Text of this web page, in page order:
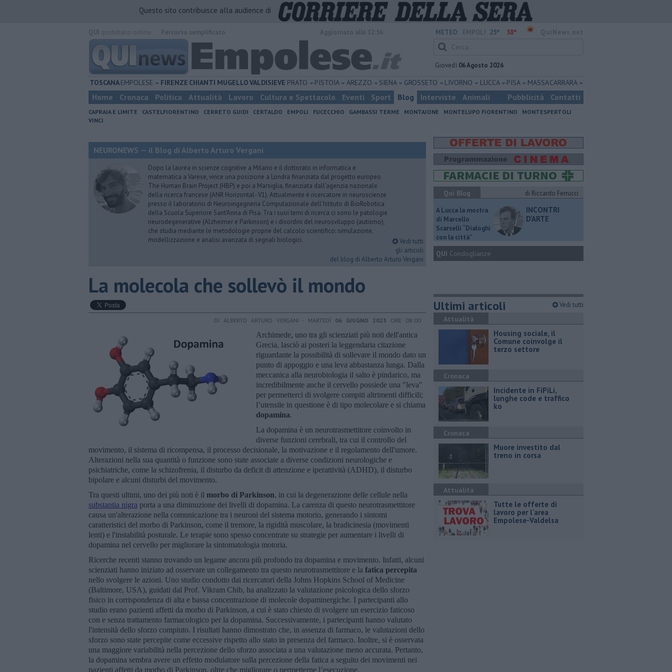
Questo sito contribuisce alla audience di
METEO: 25° 38°
Giovedì 06 Agosto 2026
TOSCANAEMPOLESE FIRENZE CHIANTI MUGELLOVALDISIEVE PRATO PISTOIA AREZZO SIENA GROSSETO LIVORNO LUCCA PISA MASSA CARRARA
Home Cronaca Politica Attualità Lavoro Cultura e Spettacolo Eventi Sport Blog Interviste Animali Pubblicità Contatti
CAPRAIA E LIMITE CASTELFIORENTINO CERRETO GUIDI CERTALDO EMPOLI FUCECCHIO GAMBASSI TERME MONTAIONE MONTELUPO FIORENTINO
MONTESPERTOLI
VINCI
NEURONEWS — il Blog di Alberto Arturo Vergani
Dopo la laurea in scienze cognitive a Milano e il dottorato in informatica e
matematica a Varese, vince una posizione a Londra finanziata dal progetto europeo
The Human Brain Project (HBP) e poi a Marsiglia, finanziata dall’agenzia nazionale
della ricerca francese (ANR Horizontal- V1). Attualmente è ricercatore in neuroscienze
presso il laboratorio di Neuroingegneria Computazionale dell'Istituto di BioRobotica
della Scuola Superiore Sant’Anna di Pisa. Tra i suoi temi di ricerca ci sono le patologie
neurodegenerative (Alzheimer e Parkinson) e i disordini del neurosviluppo (autismo),
che studia mediante le metodologie proprie del calcolo scientifico: simulazione,
modellizzazione e analisi avanzata di segnali biologici.
Vedi tutti
gli articoli
del blog di Alberto Arturo Vergani
​La molecola che sollevò il mondo
DI ALBERTO ARTURO VERGANI - MARTEDÌ 06 GIUGNO 2023 ORE 08:00
Archimede, uno tra gli scienziati più noti dell'antica
Grecia, lasciò ai posteri la leggendaria citazione
riguardante la possibilità di sollevare il mondo dato un
punto di appoggio e una leva abbastanza lunga. Dalla
meccanica alla neurobiologia il salto è pindarico, ma
incredibilmente anche il cervello possiede una "leva"
per permetterci di svolgere compiti altrimenti difficili;
l’utensile in questione è di tipo molecolare e si chiama
dopamina.
La dopamina è un neurotrasmettitore coinvolto in
diverse funzioni cerebrali, tra cui il controllo del
movimento, il sistema di ricompensa, il processo decisionale, la motivazione e il regolamento dell'umore.
Alterazioni nella sua quantità o funzione sono state associate a diverse condizioni neurologiche e
psichiatriche, come la schizofrenia, il disturbo da deficit di attenzione e iperattività (ADHD), il disturbo
bipolare e alcuni disturbi del movimento.
Tra questi ultimi, uno dei più noti è il morbo di Parkinson, in cui la degenerazione delle cellule nella
substantia nigra porta a una diminuzione dei livelli di dopamina. La carenza di questo neurotrasmettitore
causa un'alterazione nella comunicazione tra i neuroni del sistema motorio, generando i sintomi
caratteristici del morbo di Parkinson, come il tremore, la rigidità muscolare, la bradicinesia (movimenti
lenti) e l'instabilità posturale. Le terapie sono spesso concentrate su strategie per aumentare i livelli di
dopamina nel cervello per migliorare la sintomatologia motoria.
Ricerche recenti stanno trovando un legame ancora più profondo tra dopamina e movimento. Infatti, alcuni
scienziati hanno iniziato ad osservare un collegamento tra questo neurotrasmettitore e la fatica percepita
nello svolgere le azioni. Uno studio condotto dai ricercatori della Johns Hopkins School of Medicine
(Baltimore, USA), guidati dal Prof. Vikram Chib, ha analizzato la valutazione psicologica dello sforzo
fisico in corrispondenza di alta e bassa concentrazione di molecole dopaminergiche. I partecipanti allo
studio erano pazienti affetti da morbo di Parkinson, a cui è stato chiesto di svolgere un esercizio faticoso
con e senza trattamento farmacologico per la dopamina. Successivamente, i partecipanti hanno valutato
l'intensità dello sforzo compiuto. I risultati hanno dimostrato che, in assenza di farmaco, le valutazioni dello
sforzo sono state percepite come eccessive rispetto allo stato in presenza del farmaco. Inoltre, si è osservata
una maggiore variabilità nella percezione dello sforzo associata a una valutazione meno accurata. Pertanto,
la dopamina sembra avere un effetto modulatore sulla percezione della fatica a seguito dei movimenti nei
pazienti affetti da morbo di Parkinson, oltre che migliorare o permetterne l’esecuzione.
Qui Blog
di Riccardo Ferrucci
A Lucca la mostra
di Marcello
Scarselli “Dialoghi
con la città"
INCONTRI
D'ARTE
QUI Condoglianze
Ultimi articoli Vedi tutti
Attualità
​Housing sociale, il
Comune coinvolge il
terzo settore
Cronaca
Incidente in FiPiLi,
lunghe code e traffico
ko
Cronaca
Muore investito dal
treno in corsa
Attualità
​Tutte le offerte di
lavoro per l'area
Empolese-Valdelsa